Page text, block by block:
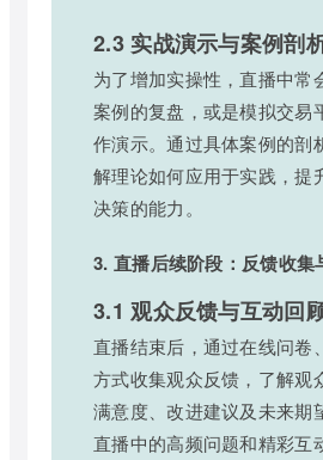
2.3 实战演示与案例剖
为了增加实操性，直播中常
案例的复盘，或是模拟交易
作演示。通过具体案例的剖
解理论如何应用于实践，提
决策的能力。
3. 直播后续阶段：反馈收集
3.1 观众反馈与互动回
直播结束后，通过在线问卷
方式收集观众反馈，了解观
满意度、改进建议及未来期
直播中的高频问题和精彩互